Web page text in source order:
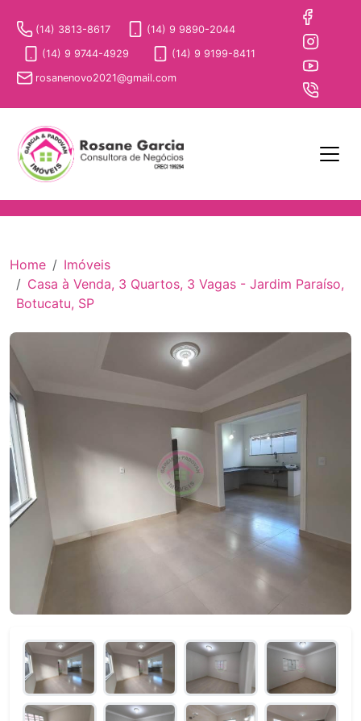
(14) 3813-8617 (14) 9 9890-2044
(14) 9 9744-4929 (14) 9 9199-8411
rosanenovo2021@gmail.com
Home
Imóveis
Casa à Venda, 3 Quartos, 3 Vagas - Jardim Paraíso,
Botucatu, SP